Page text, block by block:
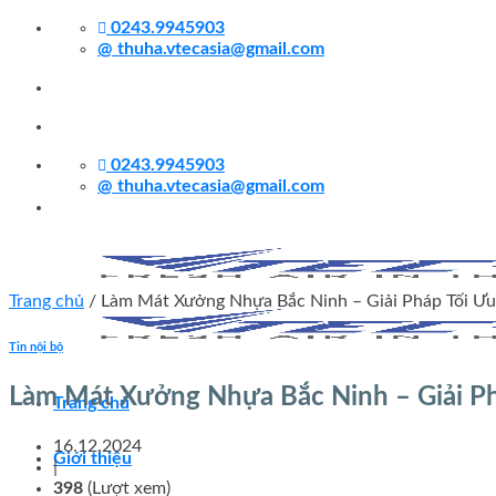
Skip
0243.9945903
@ thuha.vtecasia@gmail.com
0243.9945903
@ thuha.vtecasia@gmail.com
Trang chủ
Giới thiệu
Trang chủ / Làm Mát Xưởng Nhựa Bắc Ninh – Giải Pháp Tối
Tin nội bộ
Làm Mát Xưởng Nhựa Bắc Ninh – Giải
16.12.2024
|
398 (Lượt xem)